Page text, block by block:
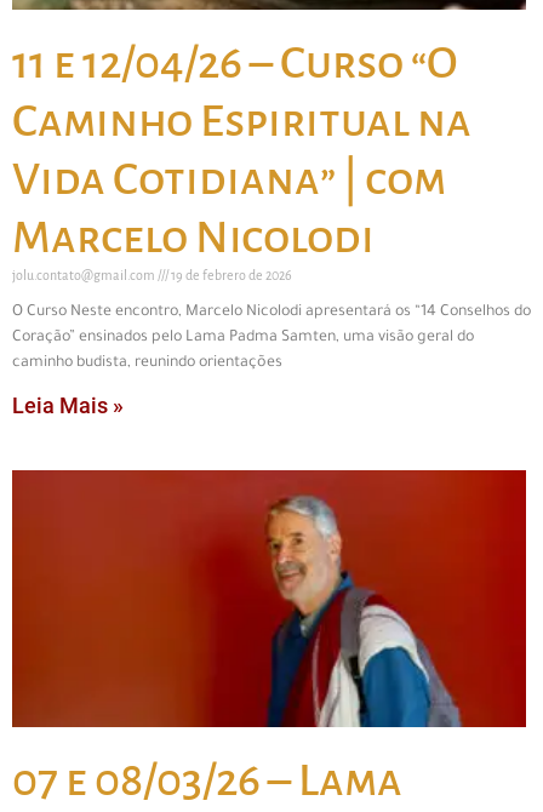
11 e 12/04/26 – Curso “O
Caminho Espiritual na
Vida Cotidiana” | com
Marcelo Nicolodi
jolu.contato@gmail.com 19 de febrero de 2026
O Curso Neste encontro, Marcelo Nicolodi apresentará os “14 Conselhos do
Coração” ensinados pelo Lama Padma Samten, uma visão geral do
caminho budista, reunindo orientações
Leia Mais »
07 e 08/03/26 – Lama